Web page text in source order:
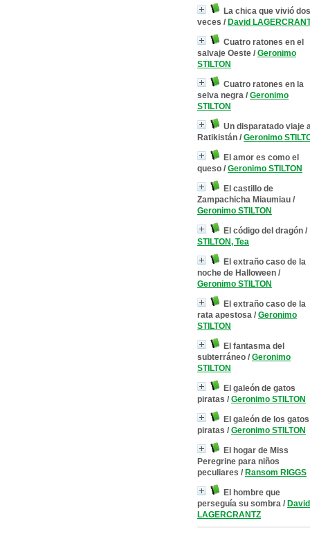
La chica que vivió dos
veces / David
Cuatro ratones en el
salvaje Oeste / Geronimo
STILTON
Cuatro ratones en la
selva negra / Geronimo
STILTON
Un disparatado viaje
Ratikistán / Geronimo
El amor es como el
queso / Geronimo STILTON
El castillo de
Zampachicha Miaumiau /
Geronimo STILTON
El código del dragón /
STILTON, Tea
El extraño caso de la
noche de Halloween /
Geronimo STILTON
El extraño caso de la
rata apestosa / Geronimo
STILTON
El fantasma del
subterráneo / Geronimo
STILTON
El galeón de gatos
piratas / Geronimo STILTON
El galeón de los gatos
piratas / Geronimo STILTON
El hogar de Miss
Peregrine para niños
peculiares / Ransom RIGGS
El hombre que
perseguía su sombra / David
LAGERCRANTZ